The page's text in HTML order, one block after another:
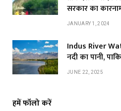
सरकार का
JANUARY 1, 2024
Indus River
नदी का पानी,
JUNE 22, 2025
हमें फॉलो करें